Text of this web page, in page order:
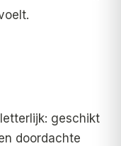
geschikt
doordachte